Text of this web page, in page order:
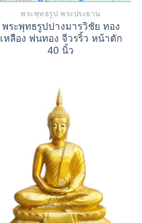
พระพุทธรูป พระประธาน
พระพุทธรูปปางมารวิชัย ทอง
เหลือง พ่นทอง จีวรริ้ว หน้าตัก
40 นิ้ว